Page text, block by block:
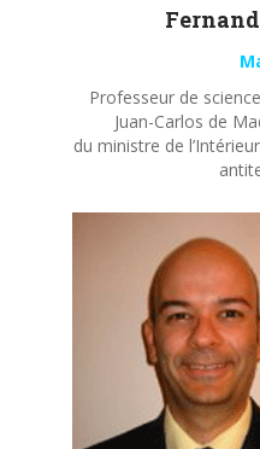
Professeur de
Juan-Carlos de
du ministre de